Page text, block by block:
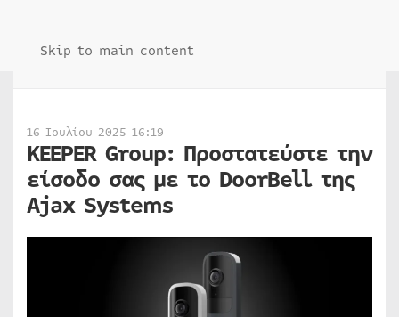
Skip to main content
16 Ιουλίου 2025 16:19
KEEPER Group: Προστατεύστε την
είσοδο σας με το DoorBell της
Ajax Systems